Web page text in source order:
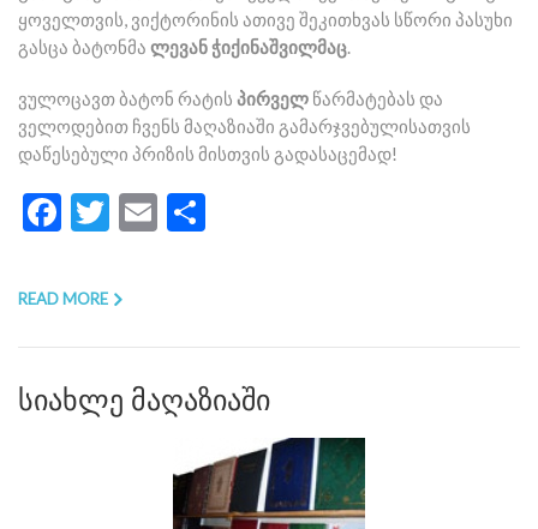
ყოველთვის, ვიქტორინის ათივე შეკითხვას სწორი პასუხი
გასცა ბატონმა ლევან ჭიქინაშვილმაც.
ვულოცავთ ბატონ რატის პირველ წარმატებას და
ველოდებით ჩვენს მაღაზიაში გამარჯვებულისათვის
დაწესებული პრიზის მისთვის გადასაცემად!
Facebook
Twitter
Email
READ MORE
სიახლე მაღაზიაში